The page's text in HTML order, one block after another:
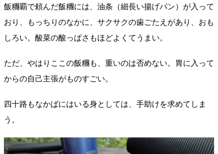
飯糰覇で頼んだ飯糰には、油条（細長い揚げパン）が入って
おり、もっちりのなかに、サクサクの歯ごたえがあり、おも
しろい。酸菜の酸っぱさもほどよくてうまい。
ただ、やはりここの飯糰も、重いのは否めない。胃に入って
からの自己主張がものすごい。
四十路もなかばにはいる身としては、手助けを求めてしま
う。